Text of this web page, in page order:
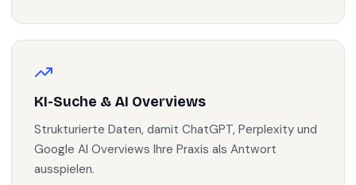
KI-Suche & AI Overviews
Strukturierte Daten, damit ChatGPT, Perplexity und
Google AI Overviews Ihre Praxis als Antwort
ausspielen.